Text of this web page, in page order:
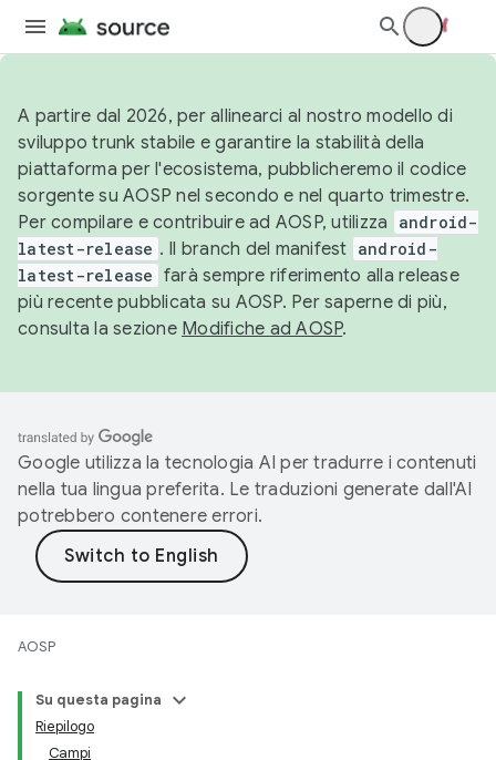
A partire dal 2026, per allinearci al nostro modello di
sviluppo trunk stabile e garantire la stabilità della
piattaforma per l'ecosistema, pubblicheremo il codice
sorgente su AOSP nel secondo e nel quarto trimestre.
Per compilare e contribuire ad AOSP, utilizza
android-
latest-release . Il branch del manifest android-
latest-release farà sempre riferimento alla release
più recente pubblicata su AOSP. Per saperne di più,
consulta la sezione Modifiche ad AOSP.
Google utilizza la tecnologia AI per tradurre i contenuti
nella tua lingua preferita. Le traduzioni generate dall'AI
potrebbero contenere errori.
AOSP
Su questa pagina
Riepilogo
Campi